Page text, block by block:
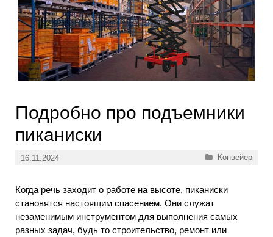
Подробно про подъемники
пиканиски
16.11.2024 Рубрики
Конвейер
Когда речь заходит о работе на высоте, пиканиски
становятся настоящим спасением. Они служат
незаменимым инструментом для выполнения самых
разных задач, будь то строительство, ремонт или